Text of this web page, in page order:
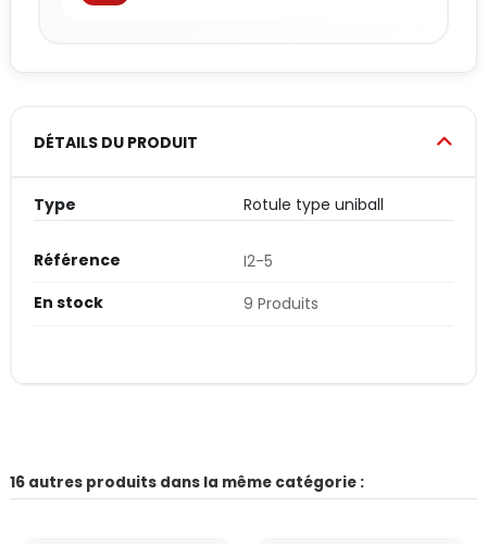
DÉTAILS DU PRODUIT
Type Rotule type uniball
Référence
I2-5
En stock
9 Produits
16 autres produits dans la même catégorie :